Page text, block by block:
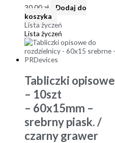
30,00zł
Dodaj do
koszyka
Lista życzeń
Lista życzeń
Tabliczki opisowe
– 10szt
– 60x15mm –
srebrny piask. /
czarny grawer